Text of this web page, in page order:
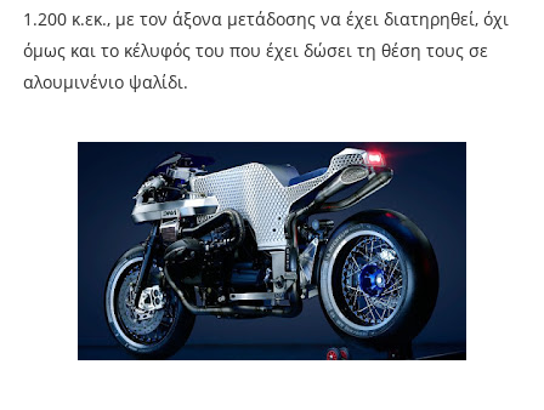
1.200 κ.εκ., με τον άξονα μετάδοσης να έχει διατηρηθεί, όχι
όμως και το κέλυφός του που έχει δώσει τη θέση τους σε
αλουμινένιο ψαλίδι.